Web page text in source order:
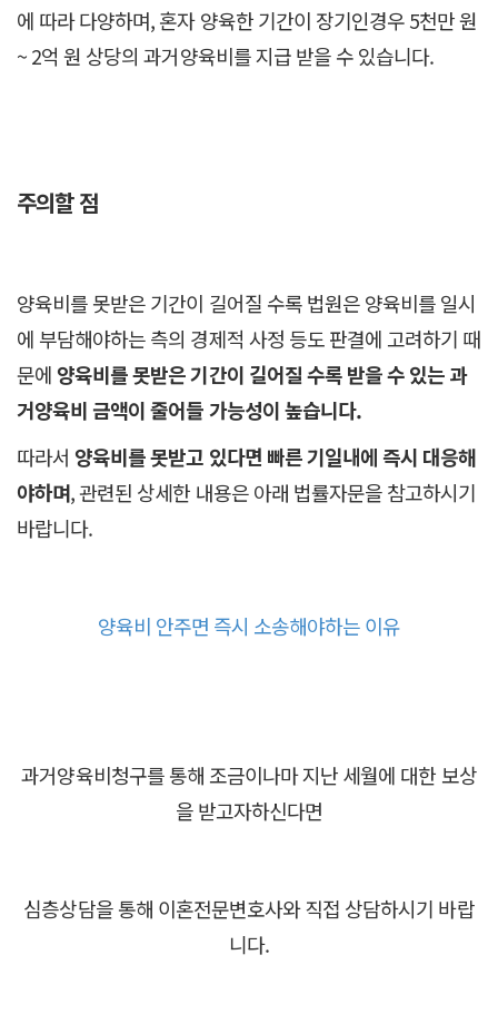
에 따라 다양하며, 혼자 양육한 기간이 장기인경우 5천만 원
~ 2억 원 상당의 과거양육비를 지급 받을 수 있습니다.
주의할 점
양육비를 못받은 기간이 길어질 수록 법원은 양육비를 일시
에 부담해야하는 측의 경제적 사정 등도 판결에 고려하기 때
문에 양육비를 못받은 기간이 길어질 수록 받을 수 있는 과
거양육비 금액이 줄어들 가능성이 높습니다.
따라서 양육비를 못받고 있다면 빠른 기일내에 즉시 대응해
야하며, 관련된 상세한 내용은 아래 법률자문을 참고하시기
바랍니다.
양육비 안주면 즉시 소송해야하는 이유
과거양육비청구를 통해 조금이나마 지난 세월에 대한 보상
을 받고자하신다면
심층상담을 통해 이혼전문변호사와 직접 상담하시기 바랍
니다.